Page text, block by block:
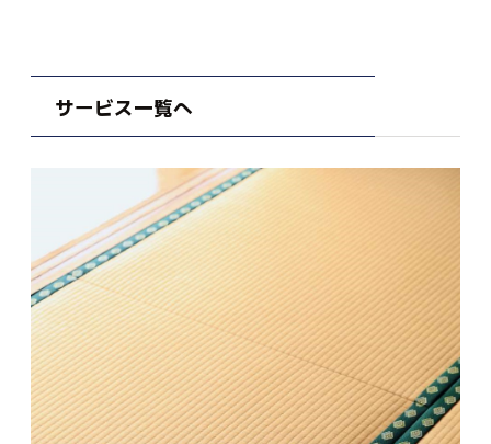
サービス一覧へ